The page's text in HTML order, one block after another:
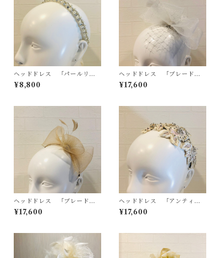
ヘッドドレス 「パールリボ
ン」
¥8,800
ヘッドドレス 「ブレードリ
ボン」
¥17,600
ヘッドドレス 「ブレード」
カチューシャ ベージュ
¥17,600
ヘッドドレス 「アンティー
クレース」 カチューシャ
¥17,600